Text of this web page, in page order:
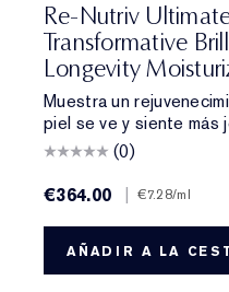
Re-Nutriv
Transformative
Longevity
Muestra un
piel se ve y siente más
(0)
€364.00
€7.28/ml
AÑADIR A LA